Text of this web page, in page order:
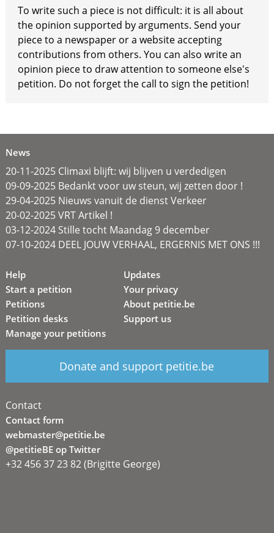
To write such a piece is not difficult: it is all about
the opinion supported by arguments. Send your
piece to a newspaper or a website accepting
contributions from others. You can also write an
opinion piece to draw attention to someone else's
petition. Do not forget the call to sign the petition!
News
20-11-2025 Climaxi blijft: wij blijven u verdedigen
09-09-2025 Bedankt voor uw steun, wij zetten door !
29-04-2025 Nieuws vanuit de dienst Verkeer
20-02-2025 VRT Artikel !
03-12-2024 Stille tocht Maandag 9 december
07-10-2024 DEEL JOUW VERHAAL, ERGERNIS MET ONS !!!
Help
Start a petition
Petitions
Petition desks
Manage your petitions
Updates
Your privacy
About petitie.be
Support us
Donate and support petitie.be
Contact
Contact form
webmaster@petitie.be
@petitieBE op Twitter
+32 456 37 23 82 (Brigitte George)